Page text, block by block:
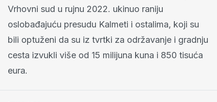
Vrhovni sud u rujnu 2022. ukinuo raniju
oslobađajuću presudu Kalmeti i ostalima, koji su
bili optuženi da su iz tvrtki za održavanje i gradnju
cesta izvukli više od 15 milijuna kuna i 850 tisuća
eura.